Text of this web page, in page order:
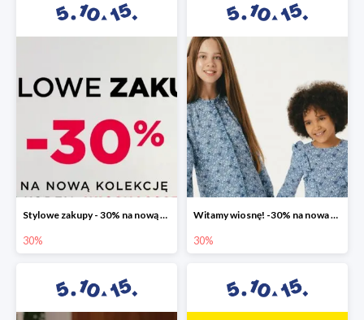
Stylowe zakupy - 30% na nową kolekcję
30%
Witamy wiosnę! -30% na nowa kolekcję
30%